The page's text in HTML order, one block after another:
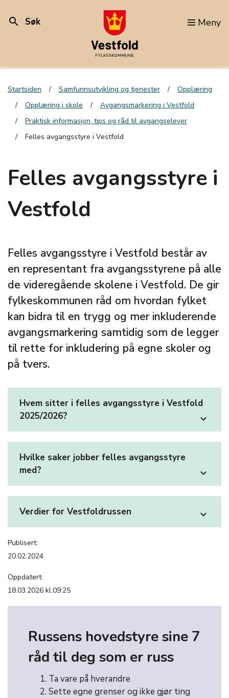
search Søk Meny
Startsiden Samfunnsutvikling og tjenester
Opplæring
Opplæring i skole
Avgangsmarkering i Vestfold
Praktisk informasjon, tips og råd til avgangselever
Felles avgangsstyre i Vestfold
Felles avgangsstyre i
Vestfold
Felles avgangsstyre i Vestfold består av
en representant fra avgangsstyrene på alle
de videregående skolene i Vestfold. De gir
fylkeskommunen råd om hvordan fylket
kan bidra til en trygg og mer inkluderende
avgangsmarkering samtidig som de legger
til rette for inkludering på egne skoler og
på tvers.
Hvem sitter i felles avgangsstyre i Vestfold
2025/2026?
expand_more
Hvilke saker jobber felles avgangsstyre
med?
expand_more
Verdier for Vestfoldrussen expand_more
Publisert:
20.02.2024
Oppdatert:
18.03.2026 kl.09:25
Russens hovedstyre sine 7
råd til deg som er russ
Ta vare på hverandre
Sette egne grenser og ikke gjør ting